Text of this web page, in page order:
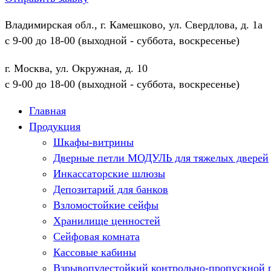
Владимирская обл., г. Камешково, ул. Свердлова, д. 1а
с 9-00 до 18-00 (выходной - суббота, воскресенье)
г. Москва, ул. Окружная, д. 10
с 9-00 до 18-00 (выходной - суббота, воскресенье)
Главная
Продукция
Шкафы-витрины
Дверные петли МОДУЛЬ для тяжелых дверей
Инкассаторские шлюзы
Депозитарий для банков
Взломостойкие сейфы
Хранилище ценностей
Сейфовая комната
Кассовые кабины
Взрывопулестойкий контрольно-пропускной